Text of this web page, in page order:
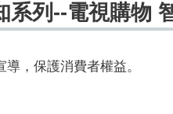
系列--電視購物
，保護消費者權益。